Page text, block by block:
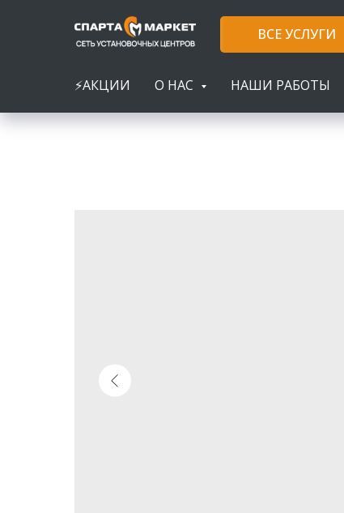
ВСЕ УСЛУГИ
⚡АКЦИИ О НАС НАШИ РАБОТЫ